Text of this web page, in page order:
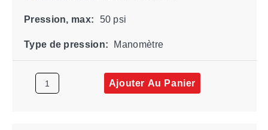
Pression, max: 50 psi
Type de pression: Manomètre
Ajouter Au Panier